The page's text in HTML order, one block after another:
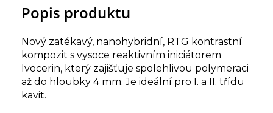
Popis produktu
Nový zatékavý, nanohybridní, RTG kontrastní
kompozit s vysoce reaktivním iniciátorem
Ivocerin, který zajišťuje spolehlivou polymeraci
až do hloubky 4 mm. Je ideální pro I. a II. třídu
kavit.